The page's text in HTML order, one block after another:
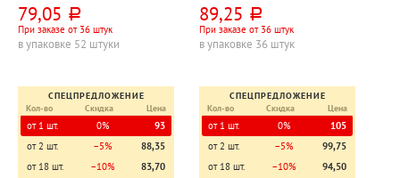
79,05 руб.
При заказе от 36 штук
в упаковке 52 штуки
СПЕЦПРЕДЛОЖЕНИЕ
Кол-во
Скидка Цена
от 1 шт. 0%
93
от 2 шт.
−5%
88,35
от 18 шт.
−10%
83,70
89,25 руб.
При заказе от 36 штук
в упаковке 36 штук
СПЕЦПРЕДЛОЖЕНИЕ
Кол-во
Скидка Цена
от 1 шт. 0%
105
от 2 шт.
−5%
99,75
от 18 шт.
−10%
94,50